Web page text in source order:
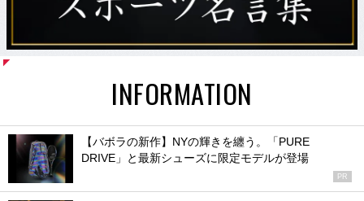
INFORMATION
【バボラの新作】NYの輝きを纏う。「PURE
DRIVE」と最新シューズに限定モデルが登場
PR